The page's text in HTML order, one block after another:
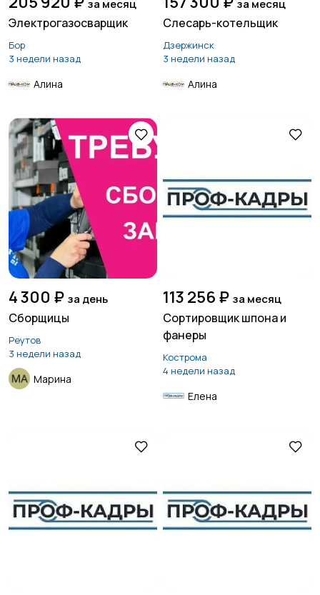
за месяц
Электрогазосварщик
Бор
3 недели назад
Алина
за месяц
Слесарь-котельщик
Дзержинск
3 недели назад
Алина
4 300 ₽ за день
Сборщицы
Реутов
3 недели назад
Марина
113 256 ₽ за месяц
Сортировщик шпона и
фанеры
Кострома
4 недели назад
Елена